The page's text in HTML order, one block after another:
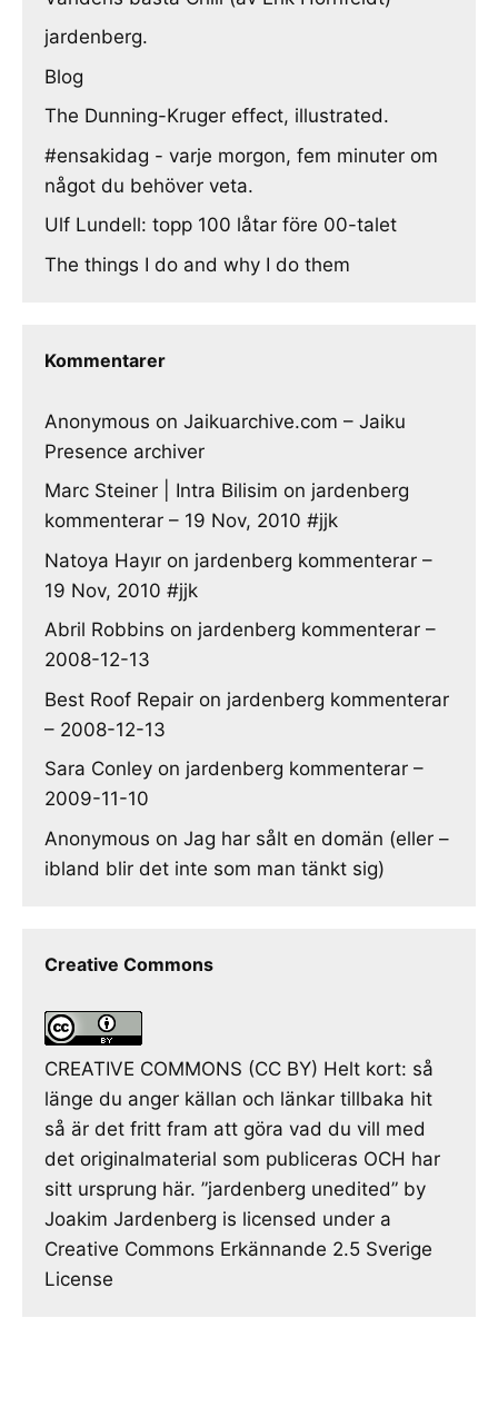
jardenberg.
Blog
The Dunning-Kruger effect, illustrated.
#ensakidag - varje morgon, fem minuter om
något du behöver veta.
Ulf Lundell: topp 100 låtar före 00-talet
The things I do and why I do them
Kommentarer
Anonymous on Jaikuarchive.com – Jaiku
Presence archiver
Marc Steiner | Intra Bilisim on jardenberg
kommenterar – 19 Nov, 2010 #jjk
Natoya Hayır on jardenberg kommenterar –
19 Nov, 2010 #jjk
Abril Robbins on jardenberg kommenterar –
2008-12-13
Best Roof Repair on jardenberg kommenterar
– 2008-12-13
Sara Conley on jardenberg kommenterar –
2009-11-10
Anonymous on Jag har sålt en domän (eller –
ibland blir det inte som man tänkt sig)
Creative Commons
CREATIVE COMMONS (CC BY) Helt kort: så
länge du anger källan och länkar tillbaka hit
så är det fritt fram att göra vad du vill med
det originalmaterial som publiceras OCH har
sitt ursprung här. ”jardenberg unedited” by
Joakim Jardenberg is licensed under a
Creative Commons Erkännande 2.5 Sverige
License